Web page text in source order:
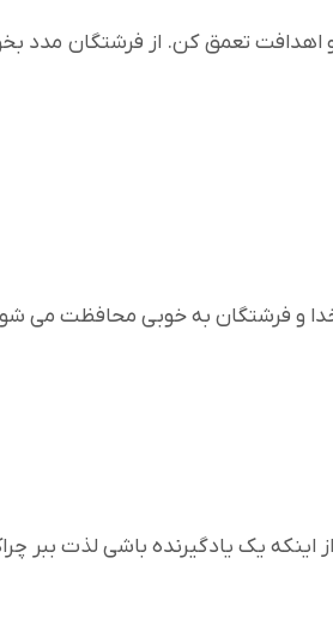
اهدافت تعمق کن. از فرشتگان مدد
و فرشتگان به خوبی محافظت می
یک یادگیرنده باشی لذت ببر